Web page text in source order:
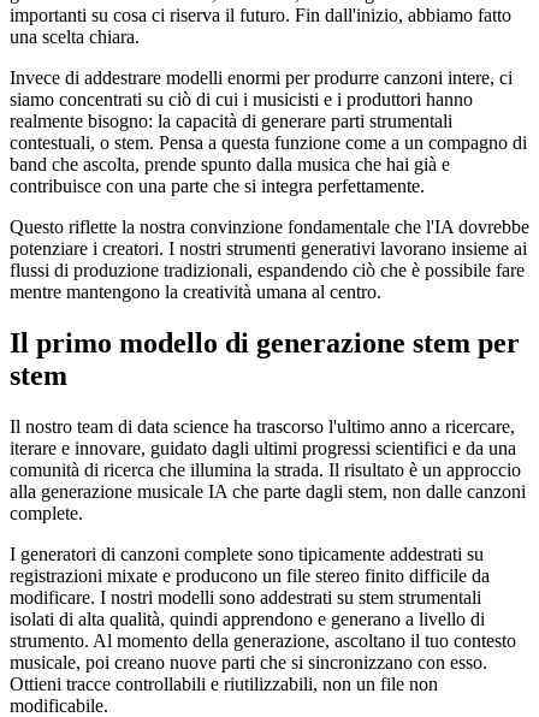
importanti su cosa ci riserva il futuro. Fin dall'inizio, abbiamo fatto
una scelta chiara.
Invece di addestrare modelli enormi per produrre canzoni intere, ci
siamo concentrati su ciò di cui i musicisti e i produttori hanno
realmente bisogno: la capacità di generare parti strumentali
contestuali, o stem. Pensa a questa funzione come a un compagno di
band che ascolta, prende spunto dalla musica che hai già e
contribuisce con una parte che si integra perfettamente.
Questo riflette la nostra convinzione fondamentale che l'IA dovrebbe
potenziare i creatori. I nostri strumenti generativi lavorano insieme ai
flussi di produzione tradizionali, espandendo ciò che è possibile fare
mentre mantengono la creatività umana al centro.
Il primo modello di generazione stem per
stem
Il nostro team di data science ha trascorso l'ultimo anno a ricercare,
iterare e innovare, guidato dagli ultimi progressi scientifici e da una
comunità di ricerca che illumina la strada. Il risultato è un approccio
alla generazione musicale IA che parte dagli stem, non dalle canzoni
complete.
I generatori di canzoni complete sono tipicamente addestrati su
registrazioni mixate e producono un file stereo finito difficile da
modificare. I nostri modelli sono addestrati su stem strumentali
isolati di alta qualità, quindi apprendono e generano a livello di
strumento. Al momento della generazione, ascoltano il tuo contesto
musicale, poi creano nuove parti che si sincronizzano con esso.
Ottieni tracce controllabili e riutilizzabili, non un file non
modificabile.